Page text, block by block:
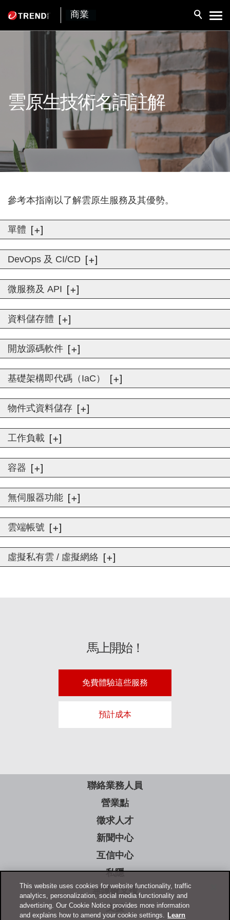
商業
雲原生技術名詞註解
參考本指南以了解雲原生服務及其優勢。
單體
DevOps 及 CI/CD
微服務及 API
資料儲存體
開放源碼軟件
基礎架構即代碼（IaC）
物件式資料儲存
工作負載
容器
無伺服器功能
雲端帳號
虛擬私有雲 / 虛擬網絡
馬上開始！
免費體驗這些服務
預計成本
聯絡業務人員
營業點
徵求人才
新聞中心
互信中心
私隱
無障礙支援
支援
This website uses cookies for website functionality, traffic
analytics, personalization, social media functionality and
advertising. Our Cookie Notice provides more information
and explains how to amend your cookie settings. Learn